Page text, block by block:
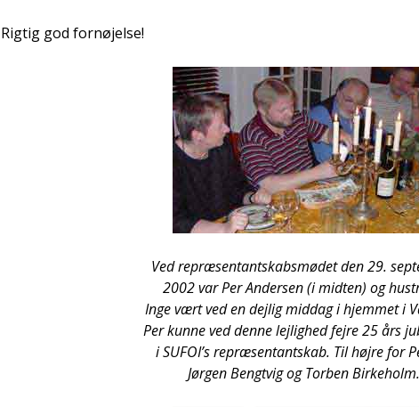
Rig­tig god for­nø­jel­se!
Ved repræ­sen­tant­skabs­mø­det den 29.
2002 var Per Ander­sen (i mid­ten) og
Inge vært ved en dej­lig mid­dag i hjem­met i
Per kun­ne ved den­ne lej­lig­hed fejre 25 års
i SUFOI’s repræ­sen­tant­skab. Til høj­re for
Jør­gen Bengtvig og Tor­ben Bir­ke­holm.